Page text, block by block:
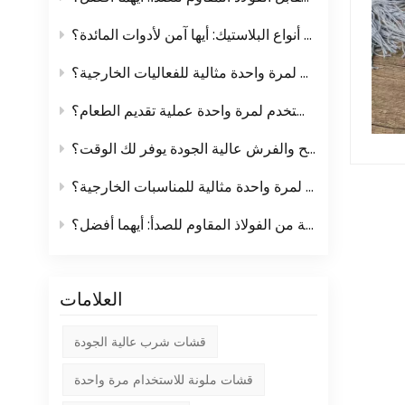
فهم أنواع البلاستيك: أيها آمن لأدوات المائدة؟
لماذا تُعدّ أدوات المائدة البلاستيكية التي تُستخدم لمرة واحدة مثالية للفعاليات الخارجية؟
كيف تُسهّل الأكواب والأطباق التي تُستخدم لمرة واحدة عملية تقديم الطعام؟
لماذا الاستثمار في المماسح والفرش عالية الجودة يوفر لك الوقت؟
لماذا تعتبر أدوات المائدة البلاستيكية التي تستخدم لمرة واحدة مثالية للمناسبات الخارجية؟
مبشرات المطبخ البلاستيكية مقابل المبشرات المصنوعة من الفولاذ المقاوم للصدأ: أيهما أفضل؟
العلامات
قشات شرب عالية الجودة
قشات ملونة للاستخدام مرة واحدة